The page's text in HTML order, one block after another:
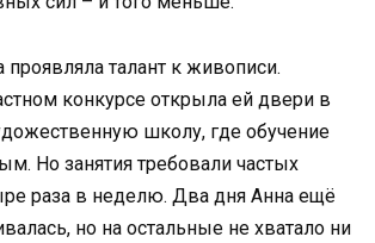
проявляла талант к живописи.
конкурсе открыла ей двери в
школу, где обучение
Но занятия требовали частых
раза в неделю. Два дня Анна ещё
но на остальные не хватало ни